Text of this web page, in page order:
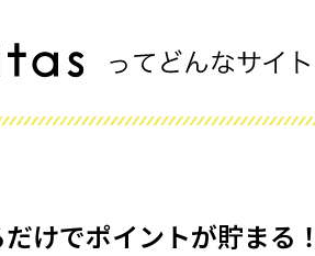
けでポイントが貯まる